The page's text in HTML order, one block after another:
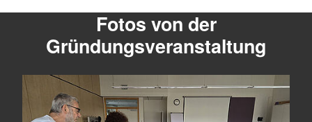
Fotos von der
Gründungsveranstaltung